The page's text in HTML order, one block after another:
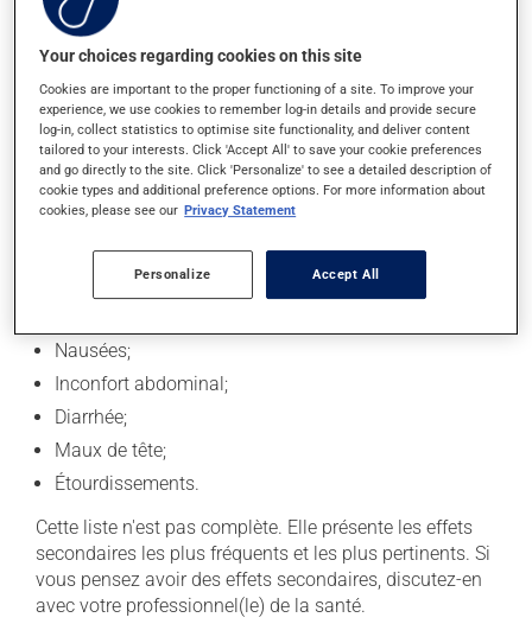
naturels peuvent varier selon la partie de la plante
utilisée et la présentation de la substance, entre autres.
Afin d'éviter toute confusion au niveau de la dose,
consultez l'information inscrite sur l'emballage du
produit et demandez conseil à votre professionnel(le)
de la santé.
Effets secondaires
En plus de ses effets recherchés, ce produit peut à
l'occasion entraîner certains effets secondaires,
notamment :
Nausées;
Inconfort abdominal;
Diarrhée;
Maux de tête;
Étourdissements.
Cette liste n'est pas complète. Elle présente les effets
secondaires les plus fréquents et les plus pertinents. Si
vous pensez avoir des effets secondaires, discutez-en
avec votre professionnel(le) de la santé.
Your choices regarding cookies on this site
Cookies are important to the proper functioning of a site. To improve your
experience, we use cookies to remember log-in details and provide secure
log-in, collect statistics to optimise site functionality, and deliver content
tailored to your interests. Click 'Accept All' to save your cookie preferences
and go directly to the site. Click 'Personalize' to see a detailed description of
cookie types and additional preference options. For more information about
cookies, please see our Privacy Statement
Personalize Accept All